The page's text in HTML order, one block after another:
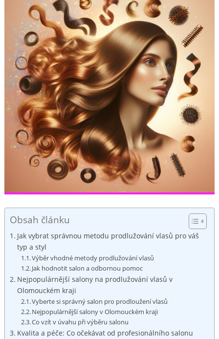
Obsah článku
Jak vybrat správnou metodu prodlužování vlasů pro váš
typ a styl
Výběr vhodné metody prodlužování vlasů
Jak hodnotit salon a odbornou pomoc
Nejpopulárnější salony na prodlužování vlasů v
Olomouckém kraji
Vyberte si správný salon pro prodloužení vlasů
Nejpopulárnější salony v Olomouckém kraji
Co vzít v úvahu při výběru salonu
Kvalita a péče: Co očekávat od profesionálního salonu